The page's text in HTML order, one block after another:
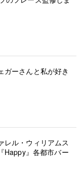
ガーさんと私が好き
レル・ウィリアムス
Happy』各都市バー